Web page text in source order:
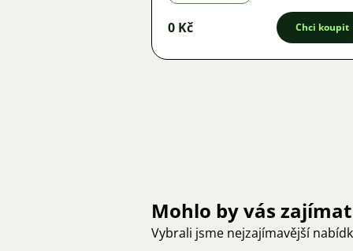
0 Kč Chci koupit
Mohlo by vás zajímat
Vybrali jsme nejzajímavější